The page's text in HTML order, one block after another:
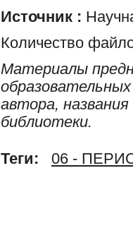
Источник :
Количество
Материалы
автора,
библиотеки.
Теги: 06 -